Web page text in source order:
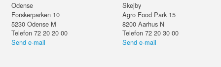
Odense
Forskerparken 10
5230 Odense M
Telefon 72 20 20 00
Send e-mail
Skejby
Agro Food Park 15
8200 Aarhus N
Telefon 72 20 30 00
Send e-mail